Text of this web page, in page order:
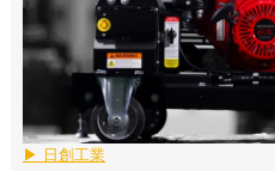
▶ 日創工業